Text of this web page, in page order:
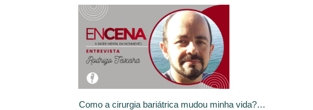
Como a cirurgia bariátrica mudou minha vida?…